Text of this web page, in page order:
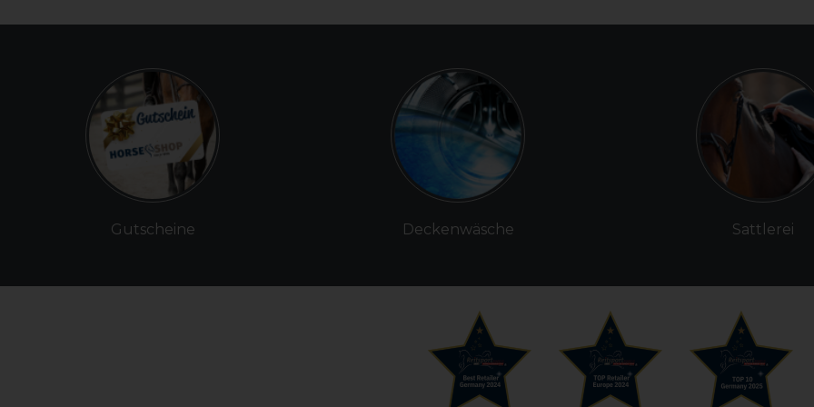
Gutscheine Deckenwäsche Sattlerei